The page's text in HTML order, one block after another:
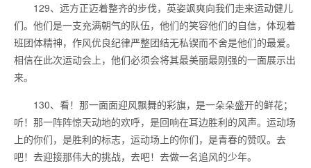
129、远方正迈着整齐的步伐，英姿飒爽向我们走来运动健儿
们。他们是一支充满朝气的队伍，他们的笑容他们的自信，体现着
班团体精神，作风优良纪律严整团结无私锲而不舍是他们的最爱。
相信在此次运动会上，他们必须会将其最美丽最刚强的一面展示出
来。
130、看！那一面面迎风飘舞的彩旗，是一朵朵盛开的鲜花；
听！那一阵阵惊天动地的欢呼，是回响在耳边胜利的风声。运动场
上的你们，是胜利的标志，运动场上的你们，是青春的赞叹。去
吧！去迎接那伟大的挑战，去吧！去做一名追风的少年。